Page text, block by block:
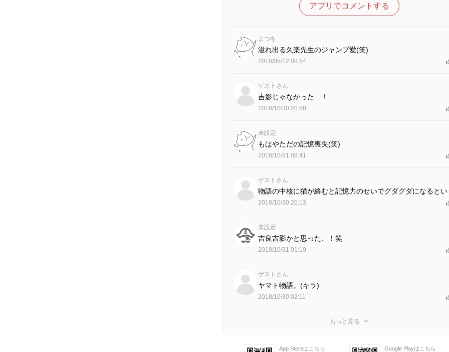
アプリでコメントする
よつを
溢れ出る久楽先生のジャンプ愛(笑)
2018/05/12 08:54
ゲストさん
吉影じゃなかった…！
2018/10/30 20:58
未設定
もはやただの記憶喪失(笑)
2018/10/31 08:41
ゲストさん
物語の中核に猫が絡むと記憶力のせいでグダグダになるとい
2018/10/30 20:13
未設定
吉良吉影かと思った、！笑
2018/10/31 01:19
ゲストさん
ヤマト物語。(キラ)
2018/10/30 02:11
もっと見る
App Storeはこちら Google Playはこちら